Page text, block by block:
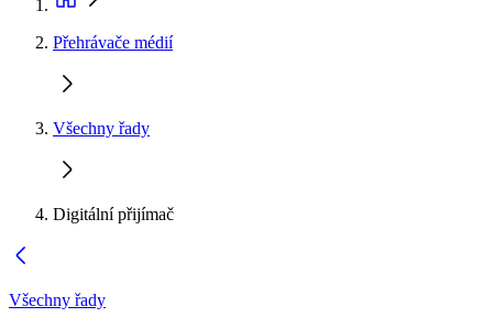
Přehrávače médií
Všechny řady
Digitální přijímač
Všechny řady